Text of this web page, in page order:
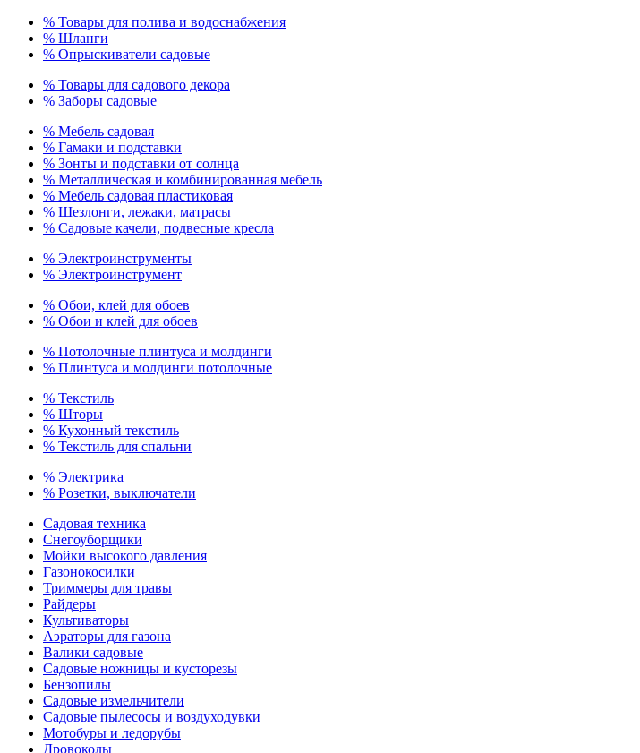
% Товары для полива и водоснабжения
% Шланги
% Опрыскиватели садовые
% Товары для садового декора
% Заборы садовые
% Мебель садовая
% Гамаки и подставки
% Зонты и подставки от солнца
% Металлическая и комбинированная мебель
% Мебель садовая пластиковая
% Шезлонги, лежаки, матрасы
% Садовые качели, подвесные кресла
% Электроинструменты
% Электроинструмент
% Обои, клей для обоев
% Обои и клей для обоев
% Потолочные плинтуса и молдинги
% Плинтуса и молдинги потолочные
% Текстиль
% Шторы
% Кухонный текстиль
% Текстиль для спальни
% Электрика
% Розетки, выключатели
Садовая техника
Снегоуборщики
Мойки высокого давления
Газонокосилки
Триммеры для травы
Райдеры
Культиваторы
Аэраторы для газона
Валики садовые
Садовые ножницы и кусторезы
Бензопилы
Садовые измельчители
Садовые пылесосы и воздуходувки
Мотобуры и ледорубы
Дровоколы